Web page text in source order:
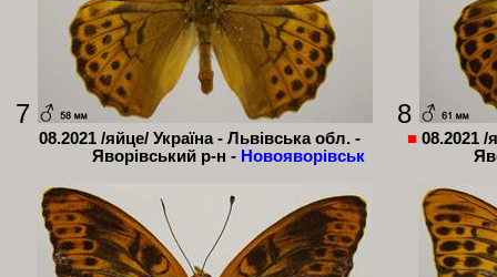
7
08.2021 /яйце/ Україна - Львівська обл. -
Яворівський р-н - Новояворівськ
8
■ 08.2021 /